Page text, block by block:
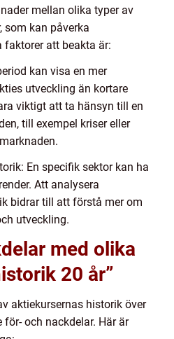
mellan olika typer av
som kan påverka
faktorer att beakta är:
kan visa en mer
utveckling än kortare
viktigt att ta hänsyn till en
till exempel kriser eller
En specifik sektor kan ha
Att analysera
bidrar till att förstå mer om
utveckling.
med olika
20 år”
aktiekursernas historik över
för- och nackdelar. Här är